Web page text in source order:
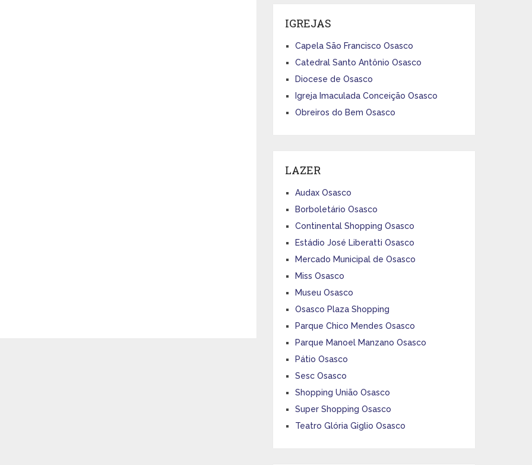
IGREJAS
Capela São Francisco Osasco
Catedral Santo Antônio Osasco
Diocese de Osasco
Igreja Imaculada Conceição Osasco
Obreiros do Bem Osasco
LAZER
Audax Osasco
Borboletário Osasco
Continental Shopping Osasco
Estádio José Liberatti Osasco
Mercado Municipal de Osasco
Miss Osasco
Museu Osasco
Osasco Plaza Shopping
Parque Chico Mendes Osasco
Parque Manoel Manzano Osasco
Pátio Osasco
Sesc Osasco
Shopping União Osasco
Super Shopping Osasco
Teatro Glória Giglio Osasco